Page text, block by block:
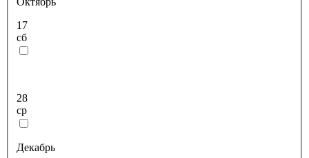
17
сб
28
ср
Декабрь